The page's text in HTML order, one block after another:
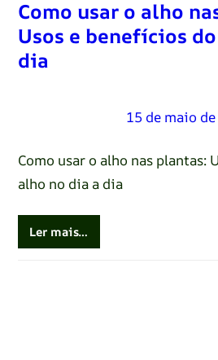
Como usar o alho
Usos e benefícios
dia
15 de maio
Como usar o alho nas plantas:
alho no dia a dia
Ler mais…